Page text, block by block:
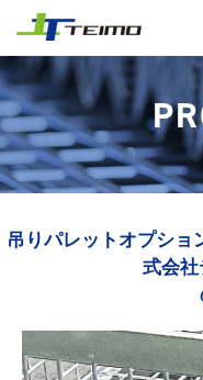
吊りパレットオプショ
式会